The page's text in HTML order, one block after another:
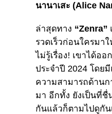
นานาเสะ (Alice
ล่าสุดทาง “Zenra”
รวดเร็วก่อนใครมา
ไม่รู้เรื่อง! เขาได้อ
ประจำปี 2024 โดย
ความสามารถด้านก
มา อีกทั้ง ยังเป็นที่
กันแล้วก็ตามไปดูกัน